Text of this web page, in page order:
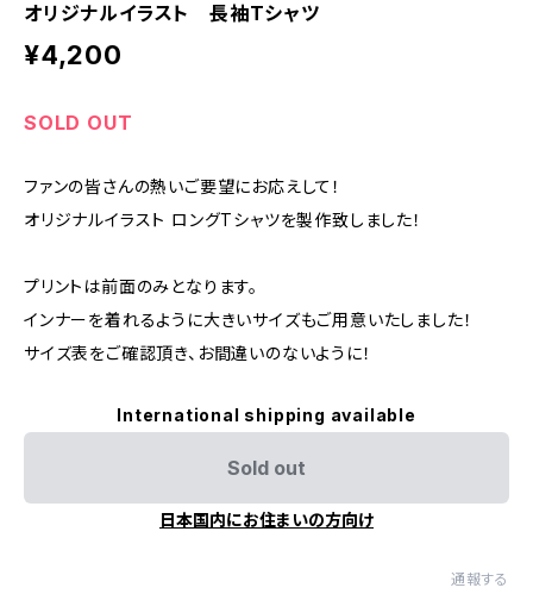
オリジナルイラスト 長袖Tシャツ
¥4,200
SOLD OUT
ファンの皆さんの熱いご要望にお応えして！
オリジナルイラスト ロングTシャツを製作致しました！
プリントは前面のみとなります。
インナーを着れるように大きいサイズもご用意いたしました！
サイズ表をご確認頂き、お間違いのないように！
International shipping available
Sold out
日本国内にお住まいの方向け
通報する